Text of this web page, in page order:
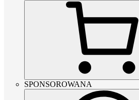
SPONSOROWANA